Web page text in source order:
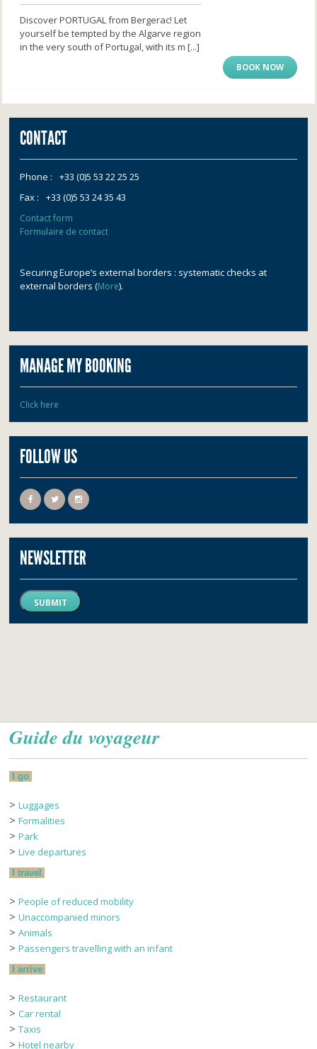
Discover PORTUGAL from Bergerac! Let
yourself be tempted by the Algarve region
in the very south of Portugal, with its m [...]
BOOK NOW
CONTACT
Phone :
+33 (0)5 53 22 25 25
Fax :
+33 (0)5 53 24 35 43
Contact form
Formulaire de contact
Securing Europe’s external borders : systematic checks at
external borders (More).
MANAGE MY BOOKING
Click here
FOLLOW US
NEWSLETTER
SUBMIT
Guide du voyageur
I go
>Luggages
>Formalities
>Park
>Live departures
I travel
>People of reduced mobility
>Unaccompanied minors
>Animals
>Passengers travelling with an infant
I arrive
>Restaurant
> Car rental
>Taxis
>Hotel nearby